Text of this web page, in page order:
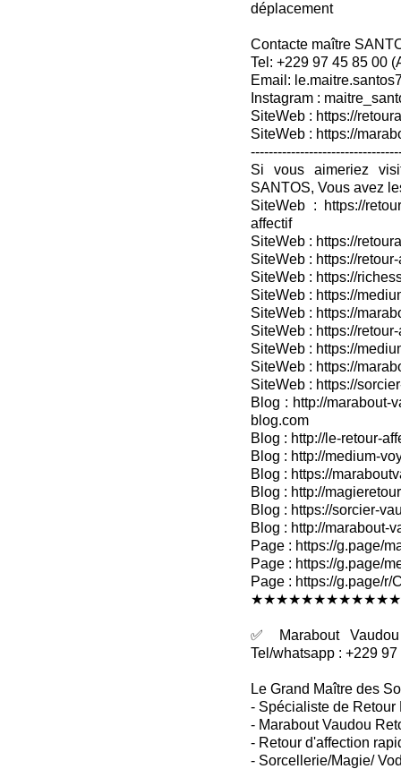
déplacement
Contacte maître
Tel: +229 97 45 85 00
Email:
Instagram :
SiteWeb : https://
SiteWeb : https://
Si vous aimeriez
SANTOS, Vous avez
SiteWeb : https://
affectif
SiteWeb : https://
SiteWeb : https://
SiteWeb : https://
SiteWeb : https://
SiteWeb : https://
SiteWeb : https://
SiteWeb : https://
SiteWeb : https://
SiteWeb : https://
Blog : http://marabout-
blog.com
Blog : http://le-retour-
Blog : http://medium-
Blog : https://
Blog : http://
Blog : https://sorcier-
Blog : http://marabout-
Page : https://g.page/
Page : https://g.page/
Page : https://g.page/
✅ Marabout
Tel/whatsapp : +229
Le Grand Maître des
- Spécialiste de Retour
- Marabout Vaudou
- Retour d'affection
- Sorcellerie/Magie/